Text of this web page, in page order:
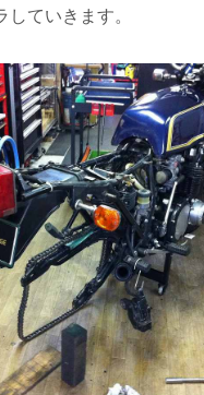
していきます。